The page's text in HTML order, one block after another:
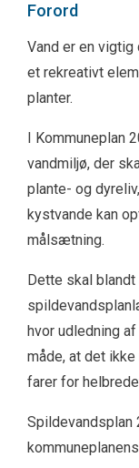
Forord
Vand er en
et rekreativt
planter.
I
vandmiljø, der
plante- og
kystvande kan
målsætning.
Dette skal
hvor udledning
måde, at det
farer for